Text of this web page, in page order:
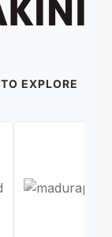
EXPLORE